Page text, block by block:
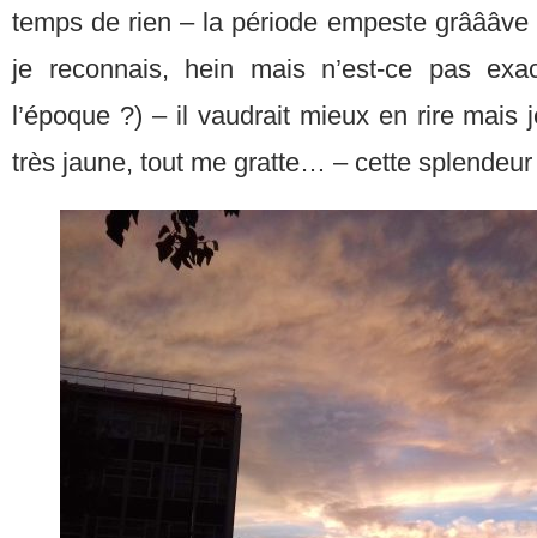
temps de rien – la période empeste
je reconnais, hein mais n’est-ce pas
l’époque ?) – il vaudrait mieux en rire mais
très jaune, tout me gratte… – cette